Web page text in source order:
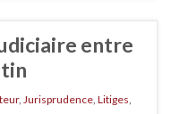
entre
, Jurisprudence Litiges